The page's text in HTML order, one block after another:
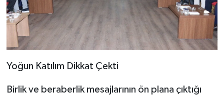
​Yoğun Katılım Dikkat Çekti
​Birlik ve beraberlik mesajlarının ön plana çıktığı